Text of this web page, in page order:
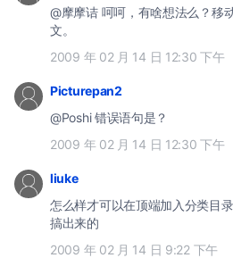
@摩摩诘 呵呵，有啥想法么？移
文。
2009 年 02 月 14 日 12:30 下午
Picturepan2
@Poshi 错误语句是？
2009 年 02 月 14 日 12:30 下午
liuke
怎么样才可以在顶端加入分类目
搞出来的
2009 年 02 月 14 日 9:22 下午